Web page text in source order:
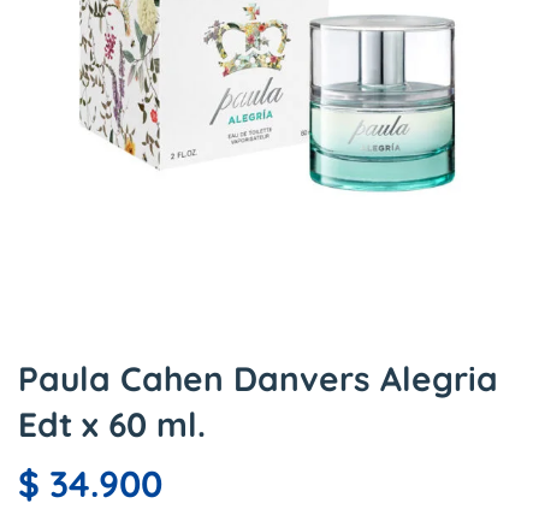
Paula Cahen Danvers Alegria
Edt x 60 ml.
$ 34.900